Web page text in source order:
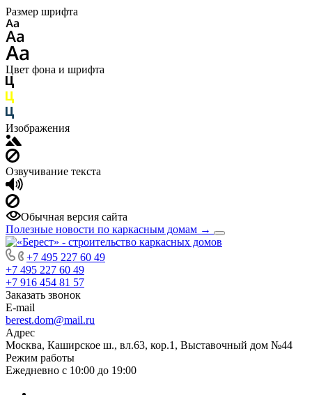
Размер шрифта
Цвет фона и шрифта
Изображения
Озвучивание текста
Обычная версия сайта
Полезные новости по каркасным домам →
+7 495 227 60 49
+7 495 227 60 49
+7 916 454 81 57
Заказать звонок
E-mail
berest.dom@mail.ru
Адрес
Москва, Каширское ш., вл.63, кор.1, Выставочный дом №44
Режим работы
Ежедневно с 10:00 до 19:00